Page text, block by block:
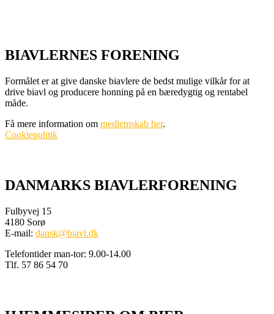
BIAVLERNES FORENING
Formålet er at give danske biavlere de bedst mulige vilkår for at
drive biavl og producere honning på en bæredygtig og rentabel
måde.
Få mere information om medlemskab her.
Cookiepolitik
DANMARKS BIAVLERFORENING
Fulbyvej 15
4180 Sorø
E-mail: dansk@biavl.dk
Telefontider man-tor: 9.00-14.00
Tlf. 57 86 54 70